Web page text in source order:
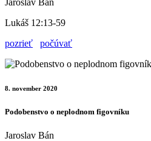
Lukáš 12:13-59
pozrieť
počúvať
8. november 2020
Podobenstvo o neplodnom figovníku
Jaroslav Bán